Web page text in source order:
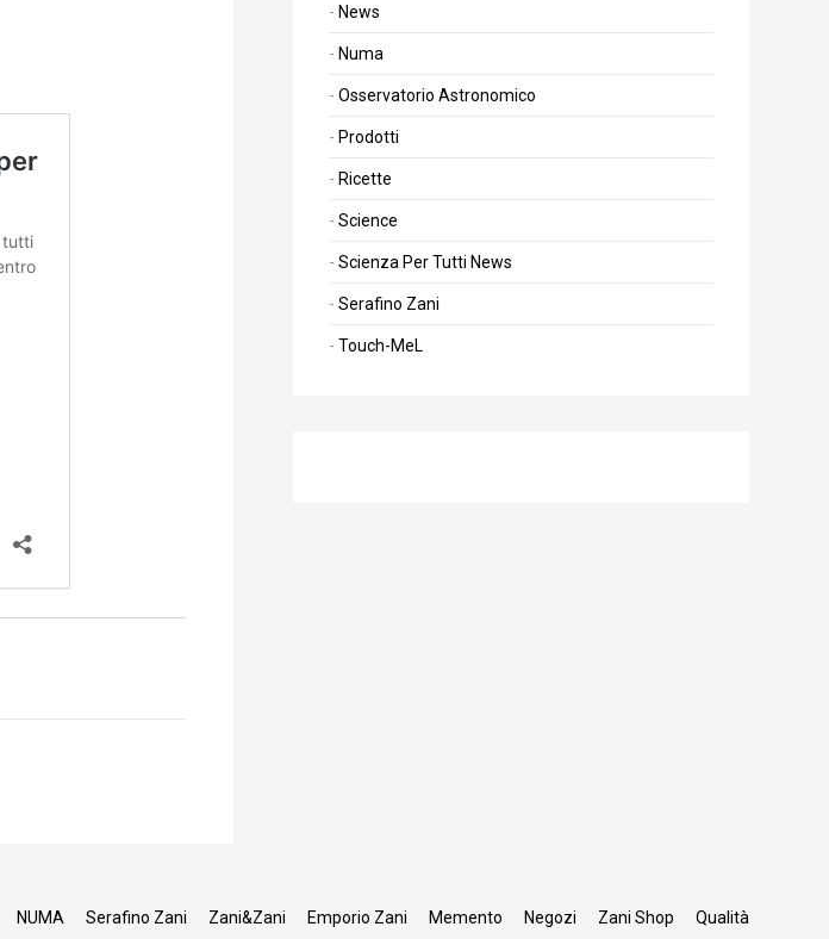
News
Numa
Osservatorio Astronomico
Prodotti
Ricette
Science
Scienza Per Tutti News
Serafino Zani
Touch-MeL
NUMA Serafino Zani Zani&Zani Emporio Zani Memento Negozi Zani Shop Qualità